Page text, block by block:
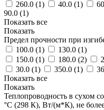
260.0 (1) 40.0 (1)
90.0 (1)
Показать все
Показать
Предел прочности при
100.0 (1) 130.0 (1)
150.0 (1) 180.0 (2)
30.0 (1) 350.0 (1)
Показать все
Показать
Теплопроводность в сухом
°С (298 К), Вт/(м*К), не